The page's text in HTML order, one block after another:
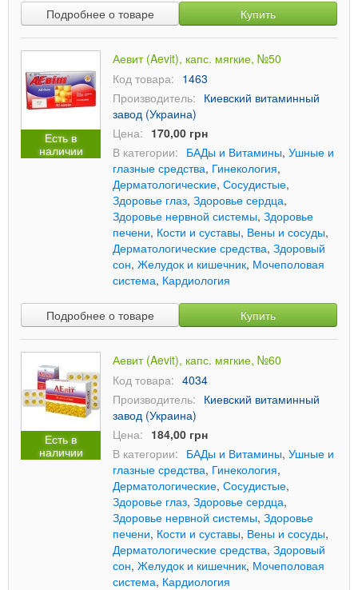
Подробнее о товаре Купить
Есть в
наличии
Аевит (Aevit), капс. мягкие, №50
Код товара: 1463
Производитель: Киевский витаминный
завод (Украина)
Цена: 170,00 грн
В категории: БАДы и Витамины, Ушные и
глазные средства, Гинекология,
Дерматологические, Сосудистые,
Здоровье глаз, Здоровье сердца,
Здоровье нервной системы, Здоровье
печени, Кости и суставы, Вены и сосуды,
Дерматологические средства, Здоровый
сон, Желудок и кишечник, Мочеполовая
система, Кардиология
Подробнее о товаре Купить
Есть в
наличии
Аевит (Aevit), капс. мягкие, №60
Код товара: 4034
Производитель: Киевский витаминный
завод (Украина)
Цена: 184,00 грн
В категории: БАДы и Витамины, Ушные и
глазные средства, Гинекология,
Дерматологические, Сосудистые,
Здоровье глаз, Здоровье сердца,
Здоровье нервной системы, Здоровье
печени, Кости и суставы, Вены и сосуды,
Дерматологические средства, Здоровый
сон, Желудок и кишечник, Мочеполовая
система, Кардиология